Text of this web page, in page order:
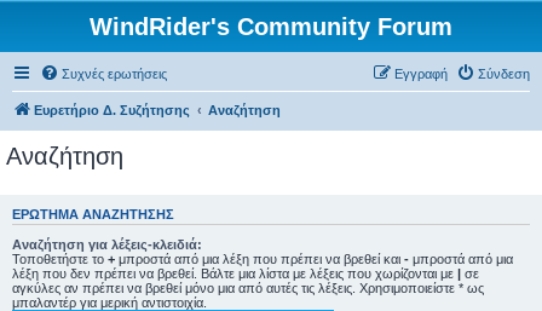
WindRider's Community Forum
Συχνές ερωτήσεις Σύνδεση
Εγγραφή
Ευρετήριο Δ. Συζήτησης Αναζήτηση
Αναζήτηση
ΕΡΏΤΗΜΑ ΑΝΑΖΉΤΗΣΗΣ
Αναζήτηση για λέξεις-κλειδιά:
Τοποθετήστε το + μπροστά από μια λέξη που πρέπει να βρεθεί και - μπροστά από μια
λέξη που δεν πρέπει να βρεθεί. Βάλτε μια λίστα με λέξεις που χωρίζονται με | σε
αγκύλες αν πρέπει να βρεθεί μόνο μια από αυτές τις λέξεις. Χρησιμοποιείστε * ως
μπαλαντέρ για μερική αντιστοιχία.